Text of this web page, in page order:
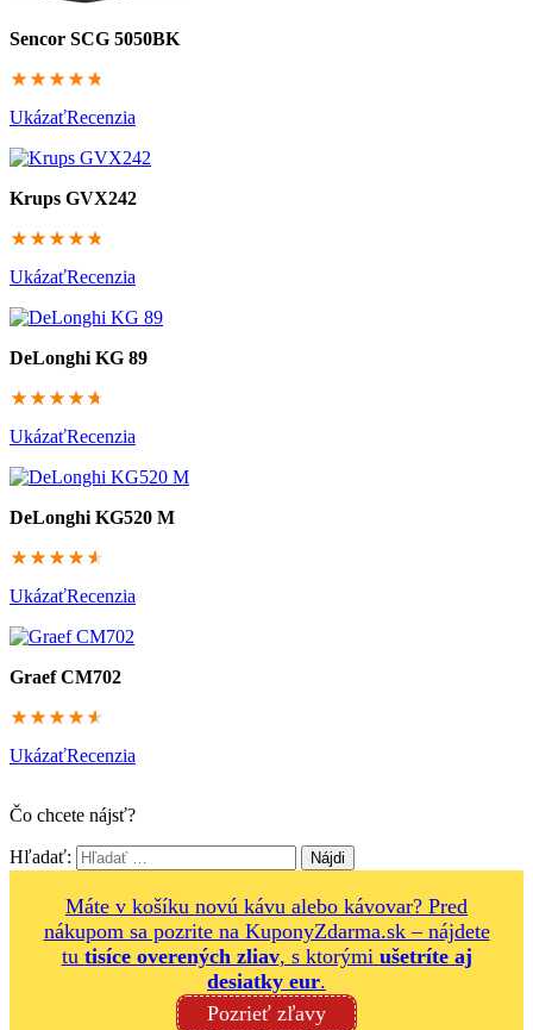
Sencor SCG 5050BK
95
UkázaťRecenzia
Krups GVX242
94.6
UkázaťRecenzia
DeLonghi KG 89
93.2
UkázaťRecenzia
DeLonghi KG520 M
91.4
UkázaťRecenzia
Graef CM702
91.4
UkázaťRecenzia
Čo chcete nájsť?
Hľadať:
Máte v košíku novú kávu alebo kávovar? Pred
nákupom sa pozrite na KuponyZdarma.sk – nájdete
tu tisíce overených zliav, s ktorými ušetríte aj
desiatky eur.
Pozrieť zľavy